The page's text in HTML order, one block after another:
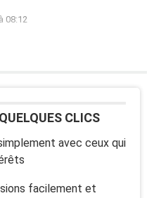
08:12
CLICS
avec ceux qui
facilement et